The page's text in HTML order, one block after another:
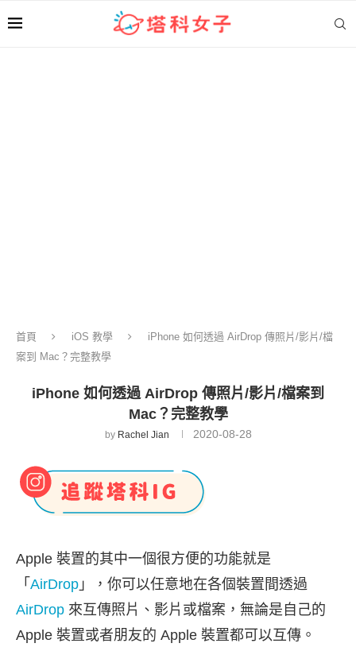
首頁 iOS 教學
iPhone 如何透過 AirDrop 傳照片/影片/檔
案到 Mac？完整教學
iPhone 如何透過 AirDrop 傳照片/影片/檔案到
Mac？完整教學
by Rachel Jian 2020-08-28
Apple 裝置的其中一個很方便的功能就是
「 AirDrop 」，你可以任意地在各個裝置間透過
AirDrop 來互傳照片、影片或檔案，無論是自己的
Apple 裝置或者朋友的 Apple 裝置都可以互傳。